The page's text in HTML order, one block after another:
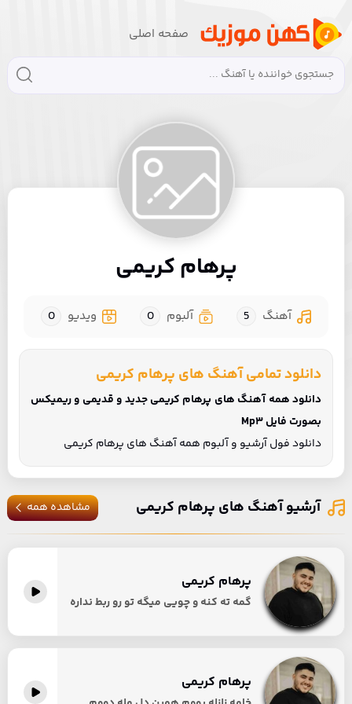
صفحه اصلی
پرهام کریمی
آهنگ 5 آلبوم 0 ویدیو 0
دانلود تمامی آهنگ های پرهام کریمی
دانلود همه آهنگ های پرهام کریمی جدید و قدیمی و ریمیکس
بصورت فایل Mp3
دانلود فول آرشیو و آلبوم همه آهنگ های پرهام کریمی
آرشیو آهنگ های پرهام کریمی مشاهده همه
پرهام کریمی
گمه ته کنه و چویی میگه تو رو ربط نداره
پرهام کریمی